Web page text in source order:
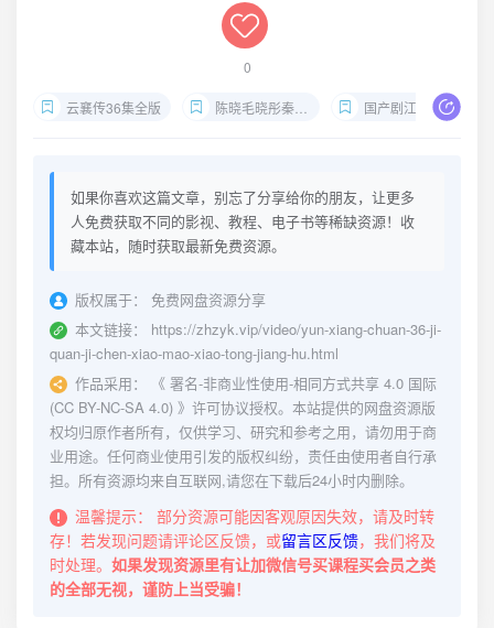
0
云襄传36集全版 陈晓毛晓彤秦岚古装武侠 国产剧江湖复仇
如果你喜欢这篇文章，别忘了分享给你的朋友，让更多
人免费获取不同的影视、教程、电子书等稀缺资源！收
藏本站，随时获取最新免费资源。
版权属于：
免费网盘资源分享
本文链接：
https://zhzyk.vip/video/yun-xiang-chuan-36-ji-
quan-ji-chen-xiao-mao-xiao-tong-jiang-hu.html
作品采用：
《 署名-非商业性使用-相同方式共享 4.0 国际
(CC BY-NC-SA 4.0) 》许可协议授权。本站提供的网盘资源版
权均归原作者所有，仅供学习、研究和参考之用，请勿用于商
业用途。任何商业使用引发的版权纠纷，责任由使用者自行承
担。所有资源均来自互联网,请您在下载后24小时内删除。
温馨提示：
部分资源可能因客观原因失效，请及时转
存！若发现问题请评论区反馈，或留言区反馈，我们将及
时处理。 如果发现资源里有让加微信号买课程买会员之类
的全部无视，谨防上当受骗！